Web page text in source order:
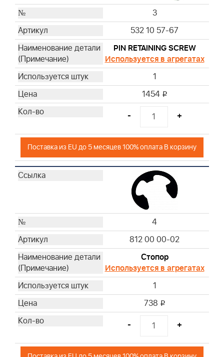
3
532 10 57-67
PIN RETAINING SCREW
Используется в агрегатах
1
1454 i
- +
Поставка из EU до 5 месяцев 100% оплата В корзину
4
812 00 00-02
Стопор
Используется в агрегатах
1
738 i
- +